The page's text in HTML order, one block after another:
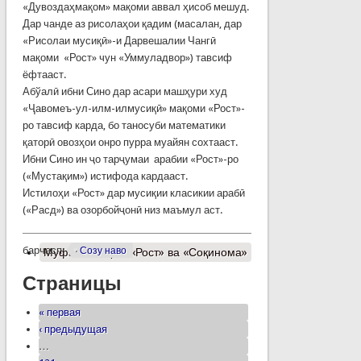
«Дувоздаҳмақом» мақоми аввал ҳисоб мешуд.
Дар чанде аз рисолаҳои қадим (масалан, дар
«Рисолаи мусиқӣ»-и Дарвешалии Чангӣ
мақоми «Рост» чун «Уммуладвор») тавсиф
ёфтааст.
Абўалӣ ибни Сино дар асари машҳури худ
«Ҷавомеъ-ул-илм-илмусиқӣ» мақоми «Рост»-
ро тавсиф карда, бо таносуби математики
қаторӣ овозҳои онро пурра муайян сохтааст.
Ибни Сино ин ҷо тарҷумаи арабии «Рост»-ро
(«Мустақим») истифода кардааст.
Истилоҳи «Рост» дар мусиқии класикии арабӣ
(«Расд») ва озорбойҷонӣ низ маъмул аст.
барчасп: Созу наво
Муфассалтаро «Рост» ва «Соқинома»
Страницы
« первая
‹ предыдущая
…